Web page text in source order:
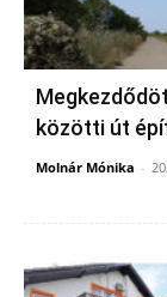
közötti út
Molnár Mónika -